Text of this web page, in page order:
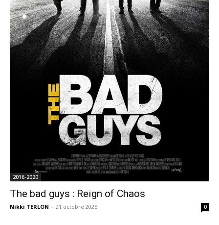
2016-2020
The bad guys : Reign of Chaos
Nikki TERLON - 21 octobre 2025 0